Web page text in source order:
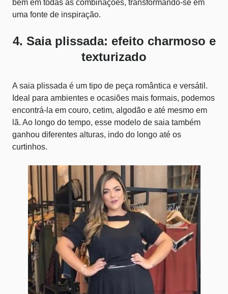
bem em todas as combinações, transformando-se em
uma fonte de inspiração.
4. Saia plissada: efeito charmoso e
texturizado
A saia plissada é um tipo de peça romântica e versátil.
Ideal para ambientes e ocasiões mais formais, podemos
encontrá-la em couro, cetim, algodão e até mesmo em
lã. Ao longo do tempo, esse modelo de saia também
ganhou diferentes alturas, indo do longo até os
curtinhos.